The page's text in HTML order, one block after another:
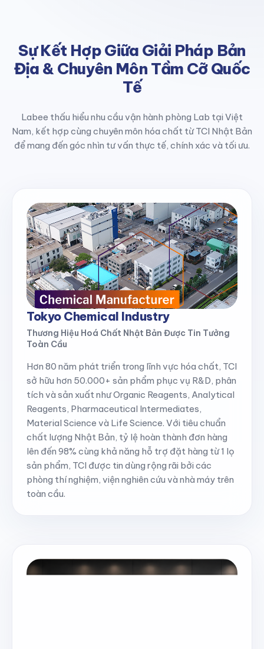
Sự Kết Hợp Giữa Giải Pháp Bản
Địa & Chuyên Môn Tầm Cỡ Quốc
Tế
Labee thấu hiểu nhu cầu vận hành phòng Lab tại Việt
Nam, kết hợp cùng chuyên môn hóa chất từ TCI Nhật Bản
để mang đến góc nhìn tư vấn thực tế, chính xác và tối ưu.
Tokyo Chemical Industry
Thương Hiệu Hoá Chất Nhật Bản Được Tin Tưởng
Toàn Cầu
Hơn 80 năm phát triển trong lĩnh vực hóa chất, TCI
sở hữu hơn 50.000+ sản phẩm phục vụ R&D, phân
tích và sản xuất như Organic Reagents, Analytical
Reagents, Pharmaceutical Intermediates,
Material Science và Life Science. Với tiêu chuẩn
chất lượng Nhật Bản, tỷ lệ hoàn thành đơn hàng
lên đến 98% cùng khả năng hỗ trợ đặt hàng từ 1 lọ
sản phẩm, TCI được tin dùng rộng rãi bởi các
phòng thí nghiệm, viện nghiên cứu và nhà máy trên
toàn cầu.